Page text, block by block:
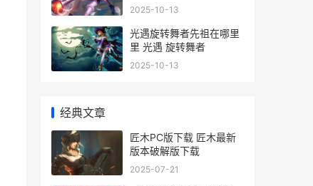
2025-10-13
光遇旋转舞者先祖在哪里
里 光遇 旋转舞者
2025-10-13
经典文章
匠木PC版下载 匠木最新
版本破解版下载
2025-07-21